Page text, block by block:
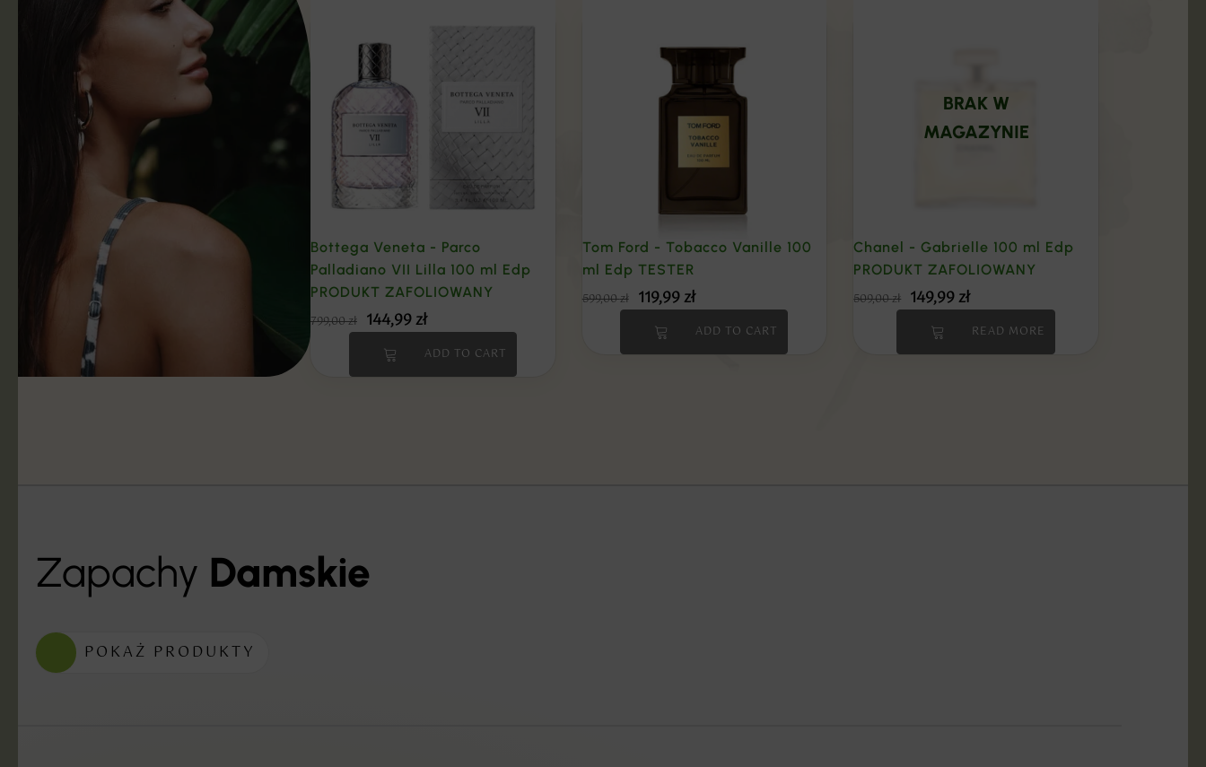
Bottega Veneta - Parco
Palladiano VII Lilla 100 ml Edp
PRODUKT ZAFOLIOWANY
799,00zł 144,99zł
ADD TO CART
Tom Ford - Tobacco Vanille 100
ml Edp TESTER
599,00zł 119,99zł
ADD TO CART
BRAK W
MAGAZYNIE
Chanel - Gabrielle 100 ml Edp
PRODUKT ZAFOLIOWANY
509,00zł 149,99zł
READ MORE
Zapachy Damskie
POKAŻ PRODUKTY